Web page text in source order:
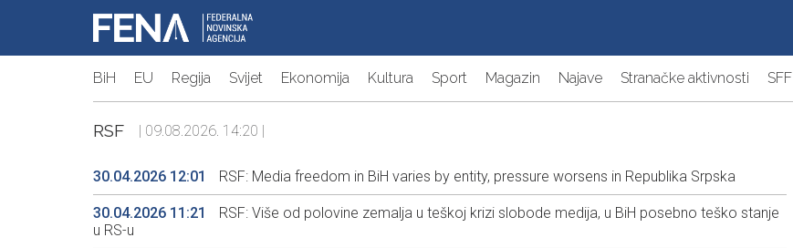
BiH EU Regija Svijet Ekonomija Kultura Sport Magazin Najave Stranačke aktivnosti SFF
RSF | 09.08.2026. 14:20 |
30.04.2026 12:01 RSF: Media freedom in BiH varies by entity, pressure worsens in Republika Srpska
30.04.2026 11:21
RSF: Više od polovine zemalja u teškoj krizi slobode medija, u BiH posebno teško stanje
u RS-u